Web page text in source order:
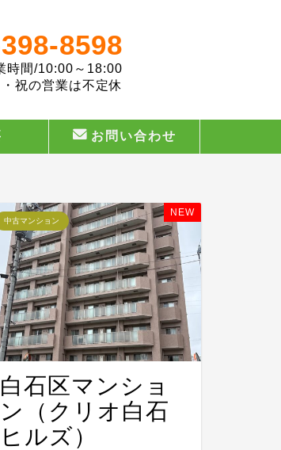
8598
時間/10:00～18:00
祝の営業は不定休
お問い合わせ
NEW
中古マンション
白石区マンショ
ン（クリオ白石
ヒルズ）